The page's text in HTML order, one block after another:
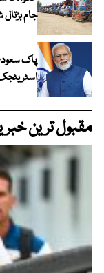
جام
پاک
مقبول ترین